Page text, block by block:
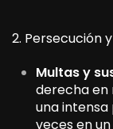
2. Persecución
Multas y
derecha en
una intensa
veces en